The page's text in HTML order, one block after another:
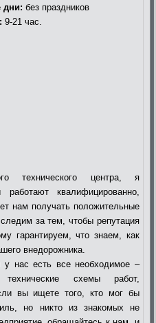
дни: без праздников
9-21 час.
технического центра, я
квалифицированно,
нам получать положительные
за тем, чтобы репутация
гарантируем, что знаем, как
внедорожника.
у нас есть все необходимое –
технические схемы работ,
вы ищете того, кто мог бы
но никто из знакомых не